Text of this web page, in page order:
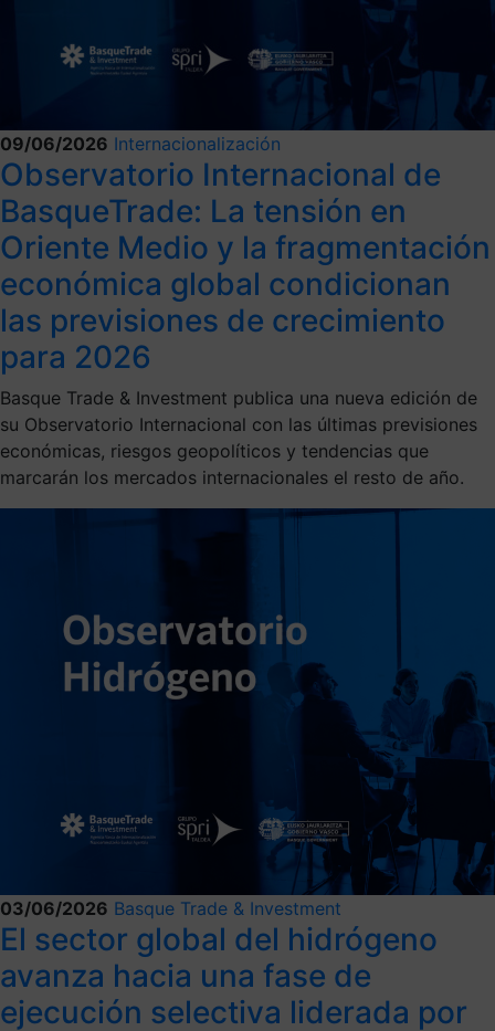
09/06/2026 Internacionalización
Observatorio Internacional de
BasqueTrade: La tensión en
Oriente Medio y la fragmentación
económica global condicionan
las previsiones de crecimiento
para 2026
Basque Trade & Investment publica una nueva edición de
su Observatorio Internacional con las últimas previsiones
económicas, riesgos geopolíticos y tendencias que
marcarán los mercados internacionales el resto de año.
03/06/2026 Basque Trade & Investment
El sector global del hidrógeno
avanza hacia una fase de
ejecución selectiva liderada por